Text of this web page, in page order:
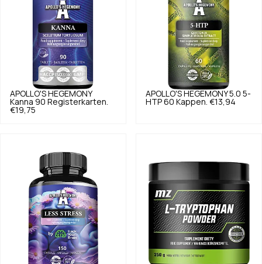
APOLLO'S HEGEMONY
Kanna 90 Registerkarten.
€19,75
APOLLO'S HEGEMONY 5.0 5-
HTP 60 Kappen. €13,94